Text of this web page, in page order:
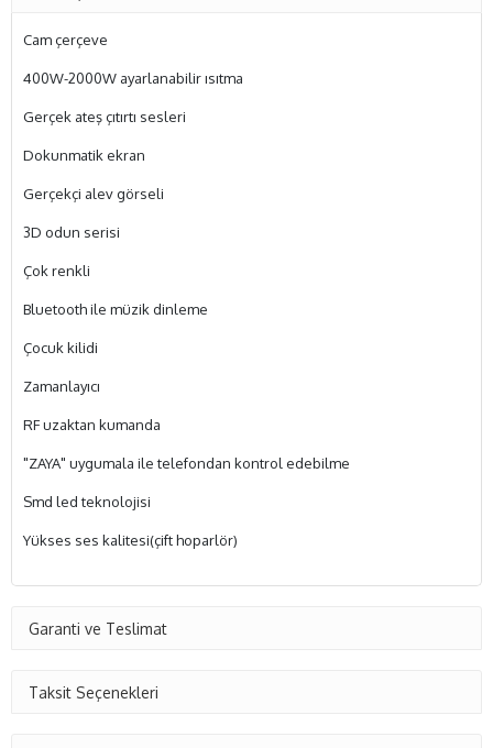
Cam çerçeve
400W-2000W ayarlanabilir ısıtma
Gerçek ateş çıtırtı sesleri
Dokunmatik ekran
Gerçekçi alev görseli
3D odun serisi
Çok renkli
Bluetooth ile müzik dinleme
Çocuk kilidi
Zamanlayıcı
RF uzaktan kumanda
"ZAYA" uygumala ile telefondan kontrol edebilme
Smd led teknolojisi
Yükses ses kalitesi(çift hoparlör)
Garanti ve Teslimat
Taksit Seçenekleri